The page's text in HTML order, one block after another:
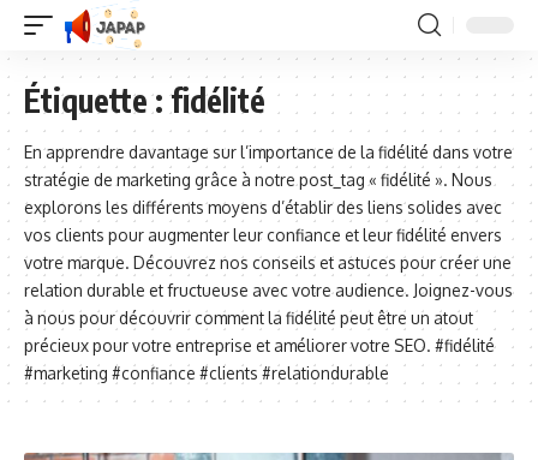
Étiquette :fidélité
En apprendre davantage sur l’importance de la fidélité dans votre
stratégie de marketing grâce à notre post_tag « fidélité ». Nous
explorons les différents moyens d’établir des liens solides avec
vos clients pour augmenter leur confiance et leur fidélité envers
votre marque. Découvrez nos conseils et astuces pour créer une
relation durable et fructueuse avec votre audience. Joignez-vous
à nous pour découvrir comment la fidélité peut être un atout
précieux pour votre entreprise et améliorer votre SEO. #fidélité
#marketing #confiance #clients #relationdurable